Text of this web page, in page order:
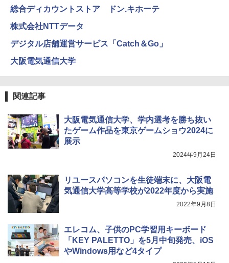
4
Amazon Fire HD 10 キッズプロ (10イン
5
￥2,127
￥1,320
みんな大好き！ ヤマザキパン シールBO
ホリデープロジェクト、ギフトイベン
5
総合ディカウントストア ドン.キホーテ
株式会社NTTデータ
デジタル店舗運営サービス「Catch＆Go」
大阪電気通信大学
関連記事
大阪電気通信大学、学内選考を勝ち抜い
たゲーム作品を東京ゲームショウ2024に
展示
2024年9月24日
リユースパソコンを生徒端末に、大阪電
気通信大学高等学校が2022年度から実施
2022年9月8日
エレコム、子供のPC学習用キーボード
「KEY PALETTO」を5月中旬発売、iOS
やWindows用など4タイプ